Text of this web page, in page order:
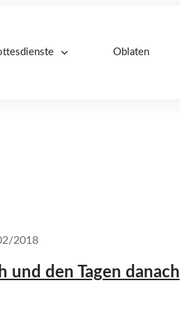
Oblaten
2018
und den Tagen danach